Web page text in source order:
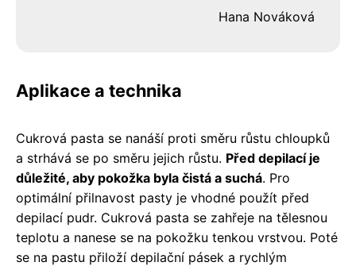
Hana Nováková
Aplikace a technika
Cukrová pasta se nanáší proti směru růstu chloupků
a strhává se po směru jejich růstu. Před depilací je
důležité, aby pokožka byla čistá a suchá. Pro
optimální přilnavost pasty je vhodné použít před
depilací pudr. Cukrová pasta se zahřeje na tělesnou
teplotu a nanese se na pokožku tenkou vrstvou. Poté
se na pastu přiloží depilační pásek a rychlým